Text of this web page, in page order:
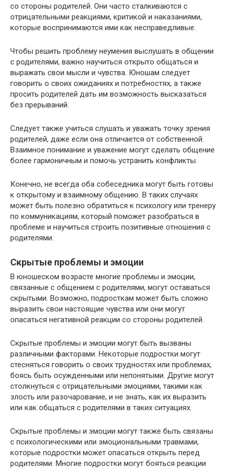
со стороны родителей. Они часто сталкиваются с
отрицательными реакциями, критикой и наказаниями,
которые воспринимаются ими как несправедливые.
Чтобы решить проблему неумения выслушать в общении
с родителями, важно научиться открыто общаться и
выражать свои мысли и чувства. Юношам следует
говорить о своих ожиданиях и потребностях, а также
просить родителей дать им возможность высказаться
без прерываний.
Следует также учиться слушать и уважать точку зрения
родителей, даже если она отличается от собственной.
Взаимное понимание и уважение могут сделать общение
более гармоничным и помочь устранить конфликты.
Конечно, не всегда оба собеседника могут быть готовы
к открытому и взаимному общению. В таких случаях
может быть полезно обратиться к психологу или тренеру
по коммуникациям, который поможет разобраться в
проблеме и научиться строить позитивные отношения с
родителями.
Скрытые проблемы и эмоции
В юношеском возрасте многие проблемы и эмоции,
связанные с общением с родителями, могут оставаться
скрытыми. Возможно, подросткам может быть сложно
выразить свои настоящие чувства или они могут
опасаться негативной реакции со стороны родителей.
Скрытые проблемы и эмоции могут быть вызваны
различными факторами. Некоторые подростки могут
стесняться говорить о своих трудностях или проблемах,
боясь быть осужденными или непонятыми. Другие могут
столкнуться с отрицательными эмоциями, такими как
злость или разочарование, и не знать, как их выразить
или как общаться с родителями в таких ситуациях.
Скрытые проблемы и эмоции могут также быть связаны
с психологическими или эмоциональными травмами,
которые подростки может опасаться открыть перед
родителями. Многие подростки могут бояться реакции